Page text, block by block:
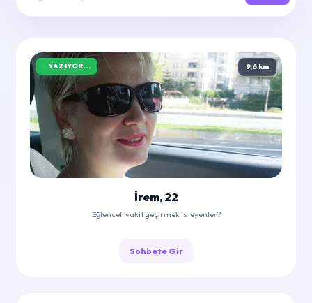
YAZIYOR... 9,6 km
İrem, 22
Eğlenceli vakit geçirmek isteyenler?
Sohbete Gir